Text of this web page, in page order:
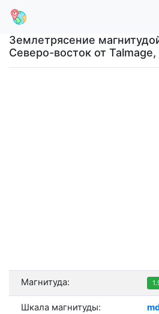
Землетрясение
Северо-восток от
Магнитуда:
Шкала магнитуды: